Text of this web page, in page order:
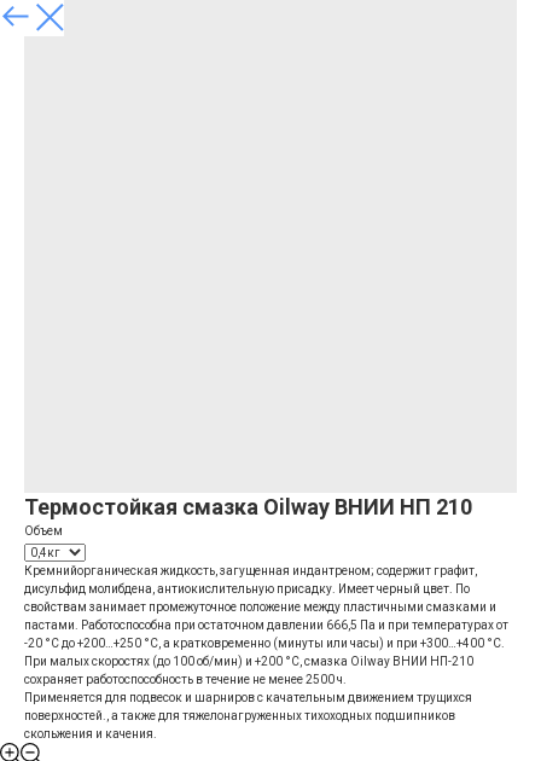
Термостойкая смазка Oilway ВНИИ НП 210
Объем
Кремнийорганическая жидкость, загущенная индантреном; содержит графит,
дисульфид молибдена, антиокислительную присадку. Имеет черный цвет. По
свойствам занимает промежуточное положение между пластичными смазками и
пастами. Работоспособна при остаточном давлении 666,5 Па и при температурах от
-20 °С до +200…+250 °С, а кратковременно (минуты или часы) и при +300…+400 °C.
При малых скоростях (до 100 об/мин) и +200 °С, смазка Oilway ВНИИ НП-210
сохраняет работоспособность в течение не менее 2500 ч.
Применяется для подвесок и шарниров с качательным движением трущихся
поверхностей., а также для тяжелонагруженных тихоходных подшипников
скольжения и качения.